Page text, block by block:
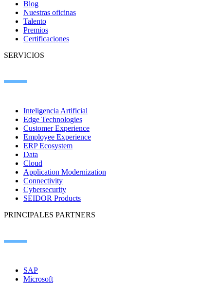
Blog
Nuestras oficinas
Talento
Premios
Certificaciones
SERVICIOS
Inteligencia Artificial
Edge Technologies
Customer Experience
Employee Experience
ERP Ecosystem
Data
Cloud
Application Modernization
Connectivity
Cybersecurity
SEIDOR Products
PRINCIPALES PARTNERS
SAP
Microsoft